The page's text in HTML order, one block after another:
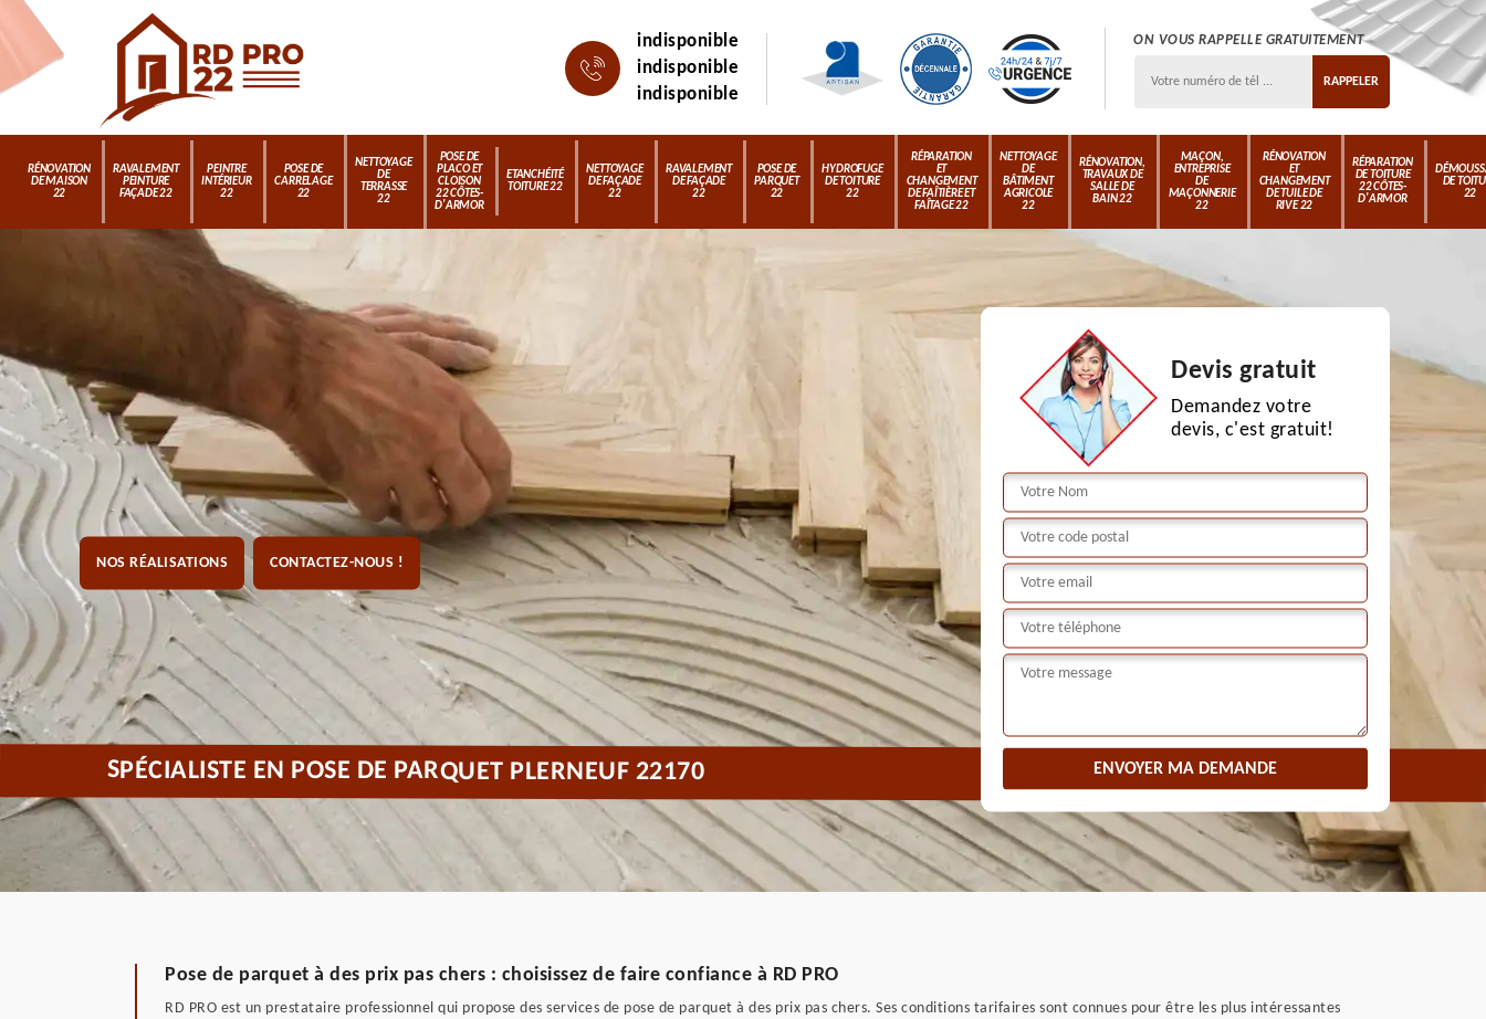
indisponible
indisponible
indisponible
ON VOUS RAPPELLE GRATUITEMENT
RÉNOVATION
DE MAISON
22
RAVALEMENT
PEINTURE
FAÇADE 22
PEINTRE
INTÉRIEUR
22
POSE DE
CARRELAGE
22
NETTOYAGE
DE
TERRASSE
22
POSE DE
PLACO ET
CLOISON
22 CÔTES-
D'ARMOR
ETANCHÉITÉ
TOITURE 22
NETTOYAGE
DE FAÇADE
22
RAVALEMENT
DE FAÇADE
22
POSE DE
PARQUET
22
HYDROFUGE
DE TOITURE
22
RÉPARATION
ET
CHANGEMENT
DE FAÎTIÈRE ET
FAÎTAGE 22
NETTOYAGE
DE
BÂTIMENT
AGRICOLE
22
RÉNOVATION,
TRAVAUX DE
SALLE DE
BAIN 22
MAÇON,
ENTREPRISE
DE
MAÇONNERIE
22
RÉNOVATION
ET
CHANGEMENT
DE TUILE DE
RIVE 22
RÉPARATION
DE TOITURE
22 CÔTES-
D'ARMOR
DE
22
NOS RÉALISATIONS CONTACTEZ-NOUS !
Devis gratuit
Demandez votre
devis, c'est gratuit!
SPÉCIALISTE EN POSE DE PARQUET PLERNEUF 22170
Pose de parquet à des prix pas chers : choisissez de faire confiance à RD PRO
RD PRO est un prestataire professionnel qui propose des services de pose de parquet à des prix pas chers. Ses conditions tarifaires sont connues pour être les plus intéressantes